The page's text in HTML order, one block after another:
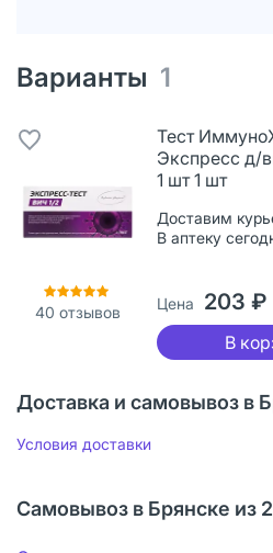
Варианты 1
40 отзывов
Тест
Экспресс д/
1 шт 1 шт
Доставим
В аптеку
Цена 203 ₽
В
Доставка и самовывоз в
Условия доставки
Самовывоз в Брянске из